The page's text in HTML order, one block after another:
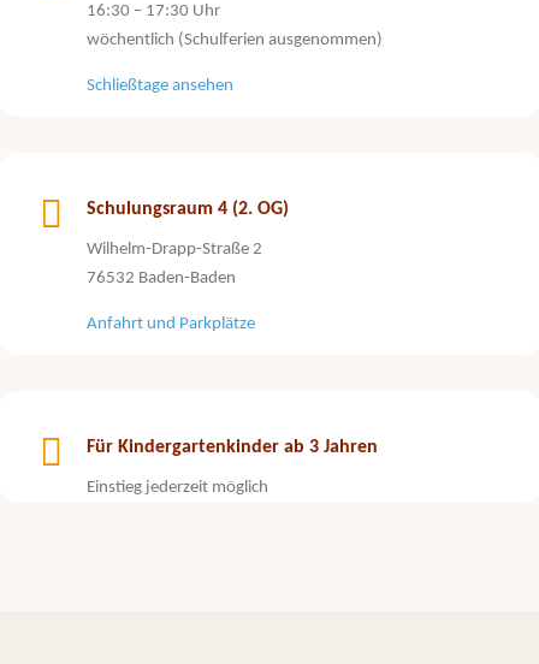
16:30 – 17:30 Uhr
wöchentlich (Schulferien ausgenommen)
Schließtage ansehen
Schulungsraum 4 (2. OG)
Wilhelm-Drapp-Straße 2
76532 Baden-Baden
Anfahrt und Parkplätze
Für Kindergartenkinder ab 3 Jahren
Einstieg jederzeit möglich